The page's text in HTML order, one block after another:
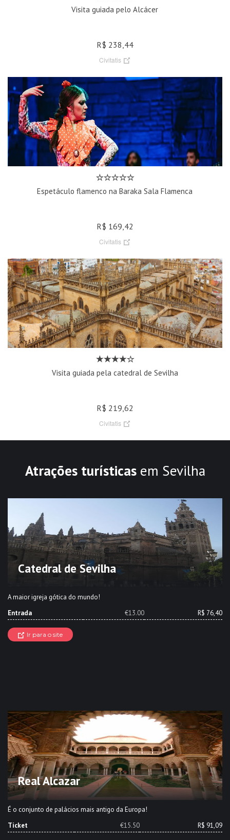
Visita guiada pelo Alcácer
R$ 238,44
Civitatis
Espetáculo flamenco na Baraka Sala Flamenca
R$ 169,42
Civitatis
Visita guiada pela catedral de Sevilha
R$ 219,62
Civitatis
Atrações turísticasem Sevilha
Catedral de Sevilha
A maior igreja gótica do mundo!
Entrada
€13.00 R$ 76,40
Ir para o site
Real Alcazar
É o conjunto de palácios mais antigo da Europa!
Ticket
€15.50 R$ 91,09